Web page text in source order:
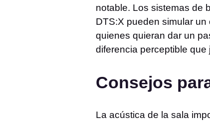
notable. Los sistemas de
DTS:X pueden simular
quienes quieran dar un
diferencia perceptible
Consejos
La acústica de la sala